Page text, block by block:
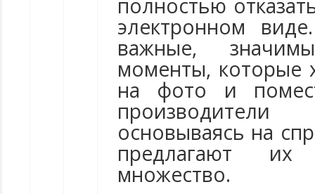
полностью
электронном
важные,
моменты, которые
на фото и
основываясь на
предлагают их
множество.